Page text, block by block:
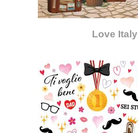
Love Italy